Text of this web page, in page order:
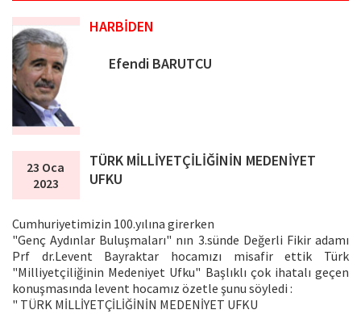
HARBİDEN
Efendi BARUTCU
23 Oca
2023
TÜRK MİLLİYETÇİLİĞİNİN MEDENİYET
UFKU
Cumhuriyetimizin 100.yılına girerken
"Genç Aydınlar Buluşmaları" nın 3.sünde Değerli Fikir adamı
Prf dr.Levent Bayraktar hocamızı misafir ettik Türk
"Milliyetçiliğinin Medeniyet Ufku" Başlıklı çok ihatalı geçen
konuşmasında levent hocamız özetle şunu söyledi :
" TÜRK MİLLİYETÇİLİĞİNİN MEDENİYET UFKU